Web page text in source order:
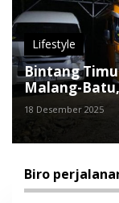
Lifestyle
Bintang
Malang-
18 Desember 2025
Biro